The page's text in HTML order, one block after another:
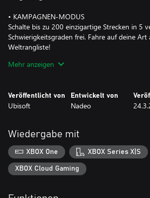
• KAMPAGNEN-MODUS
Schalte bis zu 200 einzigartige Strecken in 5
Schwierigkeitsgraden frei. Fahre auf deine Art
Weltrangliste!
• AKTIVER BEIFAHRER
• TRACKBUILDER
Speichere und teile deine besten Strecken,
ewig währt.
Mehr anzeigen
Veröffentlicht von
Ubisoft
Entwickelt von
Nadeo
Wiedergabe mit
XBOX One XBOX Series X|S
XBOX Cloud Gaming